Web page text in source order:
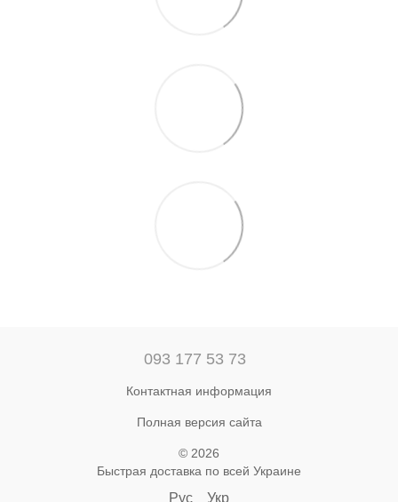
093 177 53 73
Контактная информация
Полная версия сайта
© 2026
Быстрая доставка по всей Украине
Рус Укр